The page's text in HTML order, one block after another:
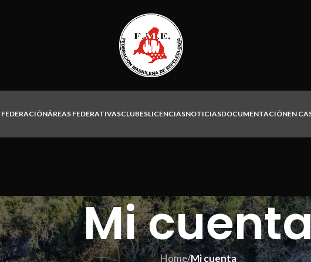
ÁREAS FEDERATIVASCLUBESLICENCIASNOTICIASDOCUMENTACIÓNEN
Mi
Home/Mi cuenta